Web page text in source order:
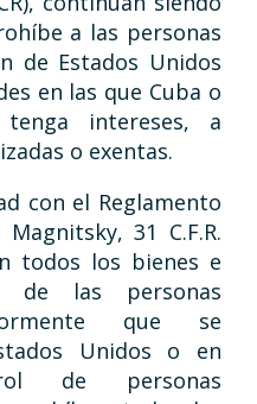
a las personas
de Estados Unidos
en las que Cuba o
intereses, a
o exentas.
con el Reglamento
31 C.F.R.
todos los bienes e
de las personas
que se
Unidos o en
de personas